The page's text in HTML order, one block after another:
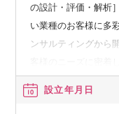
の設計・評価・解析
い業種のお客様に多
ンサルティングから
設立年月日